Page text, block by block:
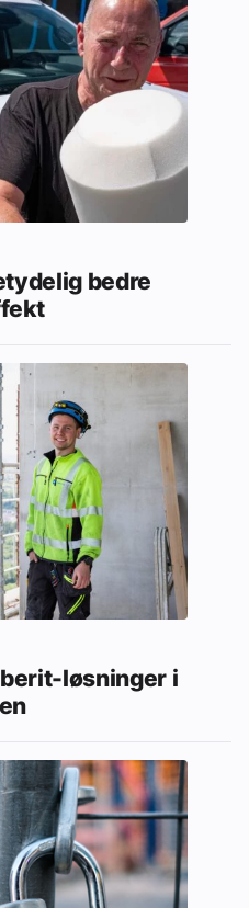
bedre
løsninger i